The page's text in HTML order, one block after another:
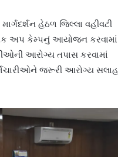
હેઠળ જિલ્લા વહીવટી
ચેક અપ કેમ્પનું આયોજન કરવામાં
આરોગ્ય તપાસ કરવામાં
જરૂરી આરોગ્ય સલાહ